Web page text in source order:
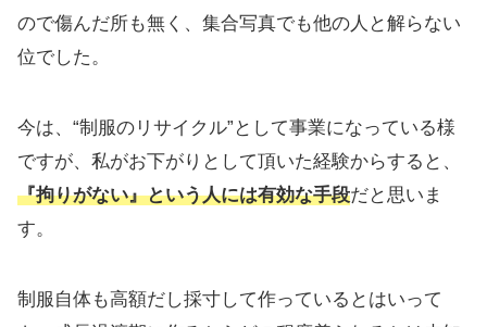
ので傷んだ所も無く、集合写真でも他の人と解らない
位でした。
今は、“制服のリサイクル”として事業になっている様
ですが、私がお下がりとして頂いた経験からすると、
『拘りがない』という人には有効な手段だと思いま
す。
制服自体も高額だし採寸して作っているとはいって